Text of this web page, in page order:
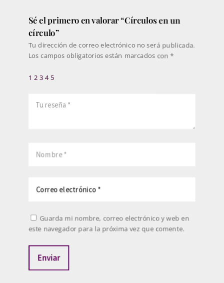
Sé el primero en valorar “Círculos en un
círculo”
Tu dirección de correo electrónico no será publicada.
Los campos obligatorios están marcados con *
1 2 3 4 5
Guarda mi nombre, correo electrónico y web en
este navegador para la próxima vez que comente.
Enviar